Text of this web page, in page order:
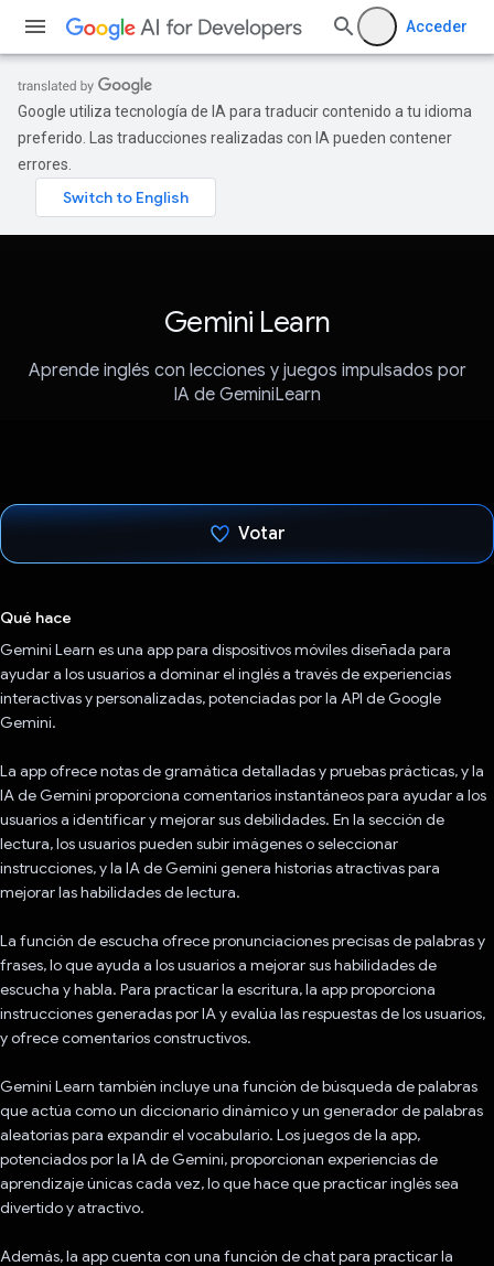
Acceder
Google utiliza tecnología de IA para traducir contenido a tu idioma
preferido. Las traducciones realizadas con IA pueden contener
errores.
Gemini Learn
Aprende inglés con lecciones y juegos impulsados por
IA de GeminiLearn
Votar
Qué hace
Gemini Learn es una app para dispositivos móviles diseñada para
ayudar a los usuarios a dominar el inglés a través de experiencias
interactivas y personalizadas, potenciadas por la API de Google
Gemini.
La app ofrece notas de gramática detalladas y pruebas prácticas, y la
IA de Gemini proporciona comentarios instantáneos para ayudar a los
usuarios a identificar y mejorar sus debilidades. En la sección de
lectura, los usuarios pueden subir imágenes o seleccionar
instrucciones, y la IA de Gemini genera historias atractivas para
mejorar las habilidades de lectura.
La función de escucha ofrece pronunciaciones precisas de palabras y
frases, lo que ayuda a los usuarios a mejorar sus habilidades de
escucha y habla. Para practicar la escritura, la app proporciona
instrucciones generadas por IA y evalúa las respuestas de los usuarios,
y ofrece comentarios constructivos.
Gemini Learn también incluye una función de búsqueda de palabras
que actúa como un diccionario dinámico y un generador de palabras
aleatorias para expandir el vocabulario. Los juegos de la app,
potenciados por la IA de Gemini, proporcionan experiencias de
aprendizaje únicas cada vez, lo que hace que practicar inglés sea
divertido y atractivo.
Además, la app cuenta con una función de chat para practicar la